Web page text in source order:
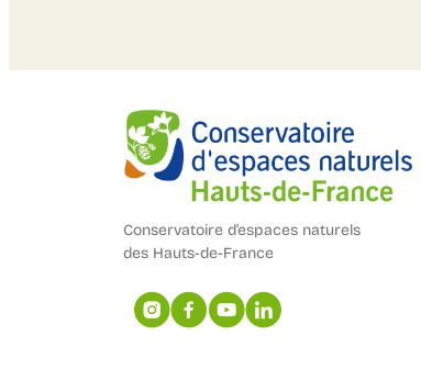
Conservatoire d’espaces naturels
des Hauts-de-France